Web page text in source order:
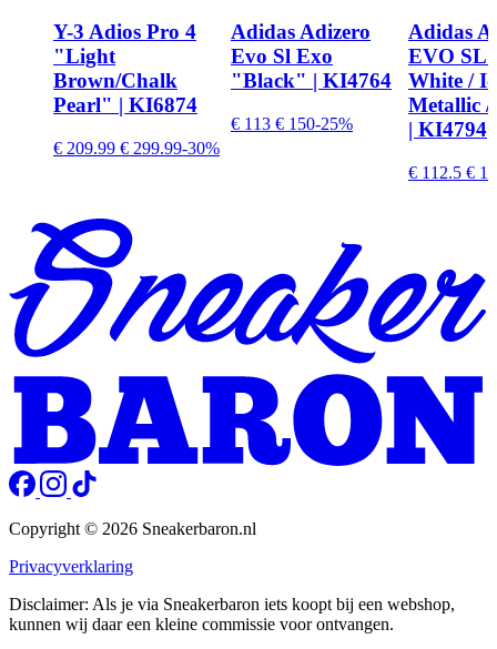
Y-3 Adios Pro 4
"Light
Brown/Chalk
Pearl" | KI6874
€ 209.99 € 299.99-30%
Adidas Adizero
Evo Sl Exo
"Black" | KI4764
€ 113 € 150-25%
Adidas
EVO SL
White /
Metallic
| KI4794
€ 112.5 €
Copyright © 2026 Sneakerbaron.nl
Privacyverklaring
Disclaimer: Als je via Sneakerbaron iets koopt bij een webshop,
kunnen wij daar een kleine commissie voor ontvangen.